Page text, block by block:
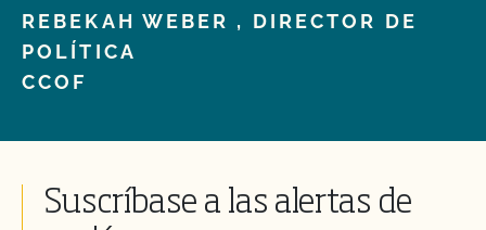
REBEKAH WEBER , DIRECTOR DE
POLÍTICA
CCOF
Suscríbase a las alertas de